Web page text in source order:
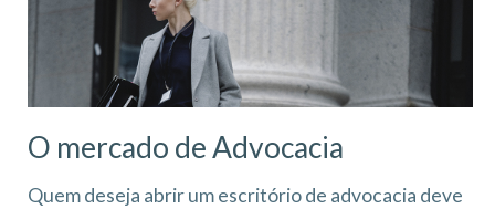
O mercado de Advocacia
Quem deseja abrir um escritório de advocacia deve